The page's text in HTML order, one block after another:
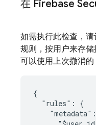
在 Firebase
如需执行此检查，
规则，按用户来存
可以使用上次撤消的
{
  "rules": {